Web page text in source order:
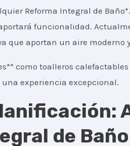
Reforma Integral de
funcionalidad.
que aportan un aire moderno
como toalleros
experiencia excepcional.
de